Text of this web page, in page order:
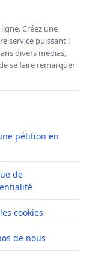
Créez une
service puissant !
divers médias,
se faire remarquer
pétition en
de
cookies
de nous